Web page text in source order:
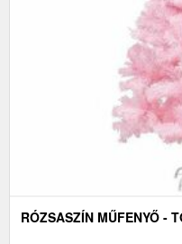
RÓZSASZÍN MŰFENYŐ -